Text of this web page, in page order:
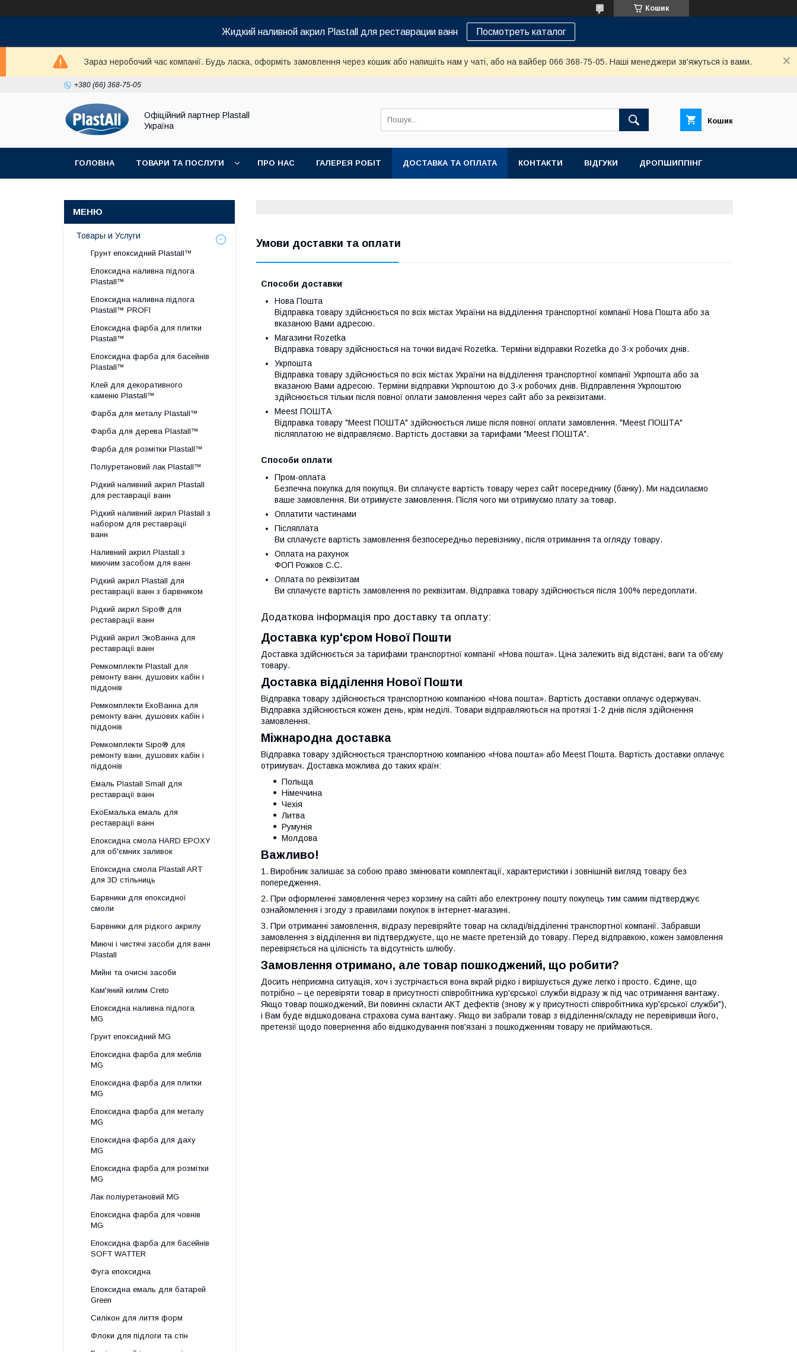
Кошик
Жидкий наливной акрил Plastall для реставрации ванн Посмотреть каталог
Зараз неробочий час компанії. Будь ласка, оформіть замовлення через кошик або напишіть нам у чаті, або на вайбер 066 368-75-05. Наші менеджери зв'яжуться із вами.
+380 (66) 368-75-05
Офіційний партнер Plastall
Україна
Кошик
ГОЛОВНА ТОВАРИ ТА ПОСЛУГИ ПРО НАС ГАЛЕРЕЯ РОБІТ ДОСТАВКА ТА ОПЛАТА КОНТАКТИ ВІДГУКИ ДРОПШИППІНГ
Умови доставки та оплати
Способи доставки
Нова Пошта
Відправка товару здійснюється по всіх містах України на відділення транспортної компанії Нова Пошта або за
вказаною Вами адресою.
Магазини Rozetka
Відправка товару здійснюється на точки видачі Rozetka. Терміни відправки Rozetka до 3-х робочих днів.
Укрпошта
Відправка товару здійснюється по всіх містах України на відділення транспортної компанії Укрпошта або за
вказаною Вами адресою. Терміни відправки Укрпоштою до 3-х робочих днів. Відправлення Укрпоштою
здійснюється тільки після повної оплати замовлення через сайт або за реквізитами.
Meest ПОШТА
Відправка товару "Meest ПОШТА" здійснюється лише після повної оплати замовлення. "Meest ПОШТА"
післяплатою не відправляємо. Вартість доставки за тарифами "Meest ПОШТА".
Способи оплати
Пром-оплата
Безпечна покупка для покупця. Ви сплачуєте вартість товару через сайт посереднику (банку). Ми надсилаємо
ваше замовлення. Ви отримуєте замовлення. Після чого ми отримуємо плату за товар.
Оплатити частинами
Післяплата
Ви сплачуєте вартість замовлення безпосередньо перевізнику, після отримання та огляду товару.
Оплата на рахунок
ФОП Рожков С.С.
Оплата по реквізитам
Ви сплачуєте вартість замовлення по реквізитам. Відправка товару здійснюється після 100% передоплати.
Доставка кур'єром Нової Пошти
Доставка здійснюється за тарифами транспортної компанії «Нова пошта». Ціна залежить від відстані, ваги та об'єму
товару.
Доставка відділення Нової Пошти
Відправка товару здійснюється транспортною компанією «Нова пошта». Вартість доставки оплачує одержувач.
Відправка здійснюється кожен день, крім неділі. Товари відправляються на протязі 1-2 днів після здійснення
замовлення.
Міжнародна доставка
Відправка товару здійснюється транспортною компанією «Нова пошта» або Meest Пошта. Вартість доставки оплачує
отримувач. Доставка можлива до таких країн:
Польща
Німеччина
Чехія
Литва
Румунія
Молдова
Важливо!
1. Виробник залишає за собою право змінювати комплектації, характеристики і зовнішній вигляд товару без
попередження.
2. При оформленні замовлення через корзину на сайті або електронну пошту покупець тим самим підтверджує
ознайомлення і згоду з правилами покупок в інтернет-магазині.
3. При отриманні замовлення, відразу перевіряйте товар на складі/відділенні транспортної компанії. Забравши
замовлення з відділення ви підтверджуєте, що не маєте претензій до товару. Перед відправкою, кожен замовлення
перевіряється на цілісність та відсутність шлюбу.
Замовлення отримано, але товар пошкоджений, що робити?
Досить неприємна ситуація, хоч і зустрічається вона вкрай рідко і вирішується дуже легко і просто. Єдине, що
потрібно – це перевіряти товар в присутності співробітника кур'єрської служби відразу ж під час отримання вантажу.
Якщо товар пошкоджений, Ви повинні скласти АКТ дефектів (знову ж у присутності співробітника кур'єрської служби"),
і Вам буде відшкодована страхова сума вантажу. Якщо ви забрали товар з відділення/складу не перевіривши його,
претензії щодо повернення або відшкодування пов'язані з пошкодженням товару не приймаються.
Товары и Услуги
Грунт епоксидний Plastall™
Епоксидна наливна підлога
Plastall™
Епоксидна наливна підлога
Plastall™ PROFI
Епоксидна фарба для плитки
Plastall™
Епоксидна фарба для басейнів
Plastall™
Клей для декоративного
каменю Plastall™
Фарба для металу Plastall™
Фарба для дерева Plastall™
Фарба для розмітки Plastall™
Поліуретановий лак Plastall™
Рідкий наливний акрил Plastall
для реставрації ванн
Рідкий наливний акрил Plastall з
набором для реставрації
ванн
Наливний акрил Plastall з
миючим засобом для ванн
Рідкий акрил Plastall для
реставрації ванн з барвником
Рідкий акрил Sipo® для
реставрації ванн
Рідкий акрил ЭкоВанна для
реставрації ванн
Ремкомплекти Plastall для
ремонту ванн, душових кабін і
піддонів
Ремкомплекти ЕкоВанна для
ремонту ванн, душових кабін і
піддонів
Ремкомплекти Sipo® для
ремонту ванн, душових кабін і
піддонів
Емаль Plastall Small для
реставрації ванн
ЕкоЕмалька емаль для
реставрації ванн
Епоксидна смола HARD EPOXY
для об'ємних заливок
Епоксидна смола Plastall ART
для 3D стільниць
Барвники для епоксидної
смоли
Барвники для рідкого акрилу
Миючі і чистячі засоби для ванн
Plastall
Мийні та очисні засоби
Кам'яний килим Creto
Епоксидна наливна підлога
MG
Грунт епоксидний MG
Епоксидна фарба для меблів
MG
Епоксидна фарба для плитки
MG
Епоксидна фарба для металу
MG
Епоксидна фарба для даху
MG
Епоксидна фарба для розмітки
MG
Лак поліуретановий MG
Епоксидна фарба для човнів
MG
Епоксидна фарба для басейнів
SOFT WATTER
Фуга епоксидна
Епоксидна емаль для батарей
Green
Силікон для лиття форм
Флоки для підлоги та стін